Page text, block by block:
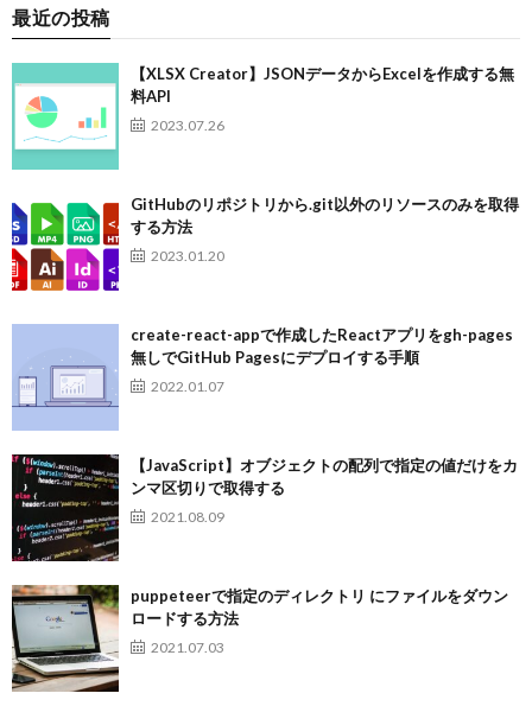
最近の投稿
【XLSX Creator】JSONデータからExcelを作成する無
料API
2023.07.26
GitHubのリポジトリから.git以外のリソースのみを取得
する方法
2023.01.20
create-react-appで作成したReactアプリをgh-pages
無しでGitHub Pagesにデプロイする手順
2022.01.07
【JavaScript】オブジェクトの配列で指定の値だけをカ
ンマ区切りで取得する
2021.08.09
puppeteerで指定のディレクトリ にファイルをダウン
ロードする方法
2021.07.03